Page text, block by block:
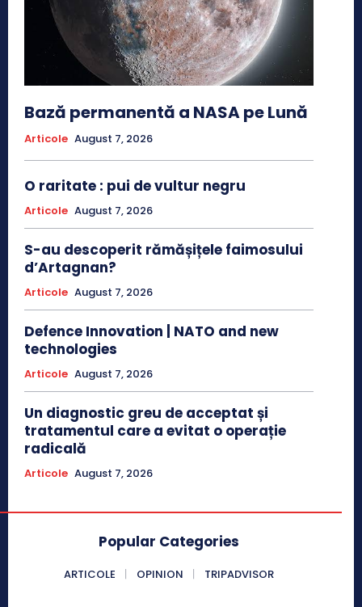
Bază permanentă a NASA pe Lună
Articole August 7, 2026
O raritate : pui de vultur negru
Articole August 7, 2026
S-au descoperit rămășițele faimosului
d’Artagnan?
Articole August 7, 2026
Defence Innovation | NATO and new
technologies
Articole August 7, 2026
Un diagnostic greu de acceptat și
tratamentul care a evitat o operație
radicală
Articole August 7, 2026
Popular Categories
ARTICOLE OPINION TRIPADVISOR